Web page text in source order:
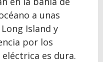
a unas
Island y
por los
es dura.